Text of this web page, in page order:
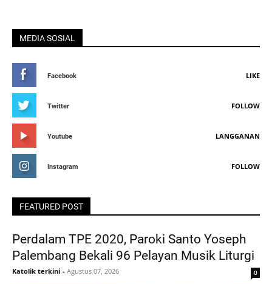
MEDIA SOSIAL
Facebook LIKE
Twitter FOLLOW
Youtube LANGGANAN
Instagram FOLLOW
FEATURED POST
Perdalam TPE 2020, Paroki Santo Yoseph
Palembang Bekali 96 Pelayan Musik Liturgi
Katolik terkini - Agustus 07, 2026 0